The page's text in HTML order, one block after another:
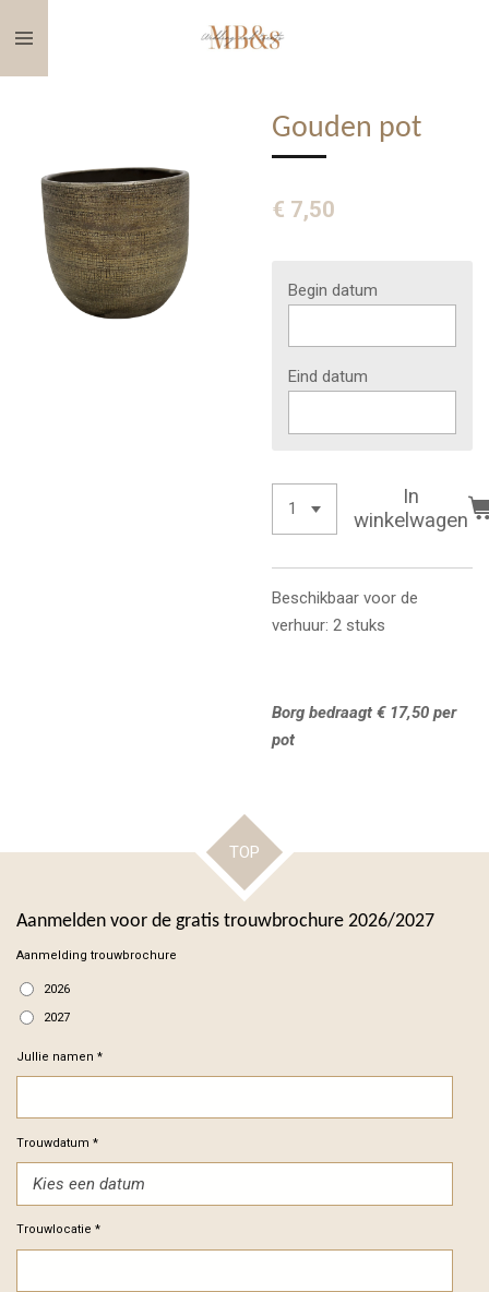
direct
naar
Gouden pot
€ 7,50
Begin datum
Eind datum
In
winkelwagen
Beschikbaar voor de
verhuur: 2 stuks
Borg bedraagt € 17,50 per
pot
TOP
Aanmelden voor de gratis trouwbrochure 2026/2027
Aanmelding trouwbrochure
2026
2027
Jullie namen *
Trouwdatum *
Trouwlocatie *